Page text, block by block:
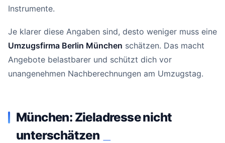
Instrumente.
Je klarer diese Angaben sind, desto weniger muss eine
Umzugsfirma Berlin München schätzen. Das macht
Angebote belastbarer und schützt dich vor
unangenehmen Nachberechnungen am Umzugstag.
München: Zieladresse nicht
unterschätzen